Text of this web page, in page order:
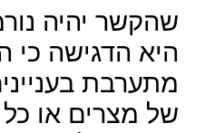
שהקשר יהיה
היא הדגישה כי
מתערבת
של מצרים או